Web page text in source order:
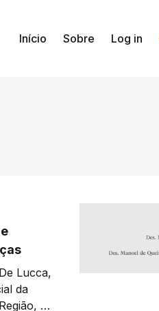
Início Sobre Log in
Lucca,
da
e